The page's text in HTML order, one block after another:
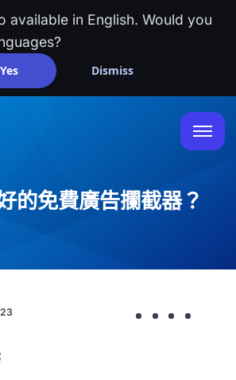
available in English. Would you
Yes Dismiss
的免費廣告攔截器？